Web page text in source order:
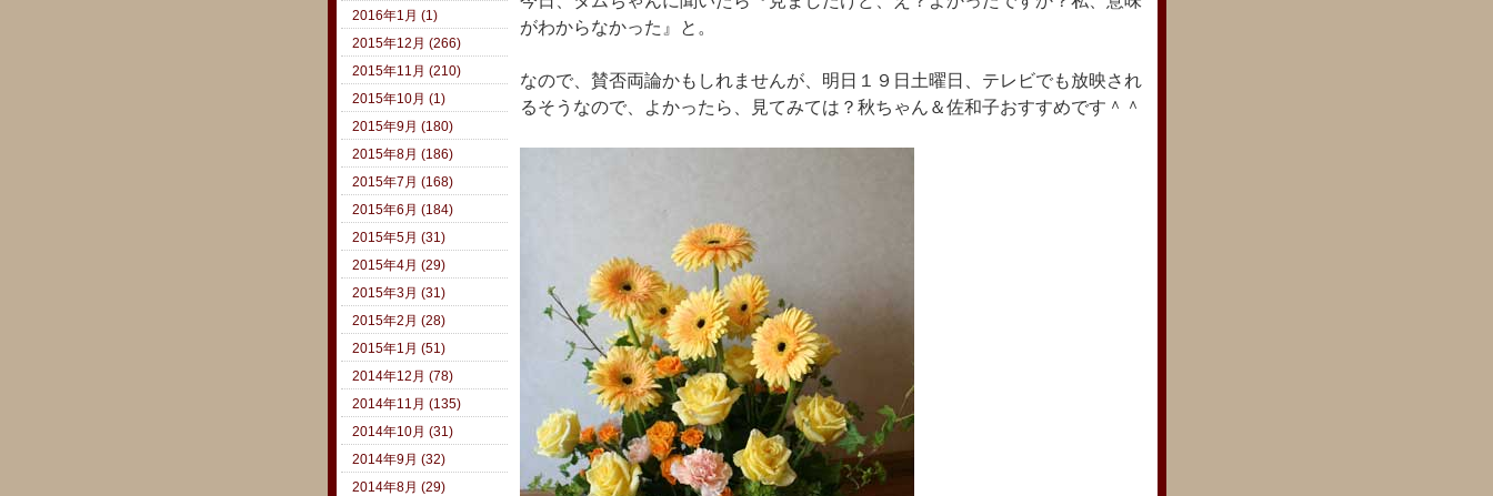
がわからなかった』と。
なので、賛否両論かもしれませんが、明日１９日土曜日、テレビでも放映され
るそうなので、よかったら、見てみては？秋ちゃん＆佐和子おすすめです＾＾
2016年1月 (1)
2015年12月 (266)
2015年11月 (210)
2015年10月 (1)
2015年9月 (180)
2015年8月 (186)
2015年7月 (168)
2015年6月 (184)
2015年5月 (31)
2015年4月 (29)
2015年3月 (31)
2015年2月 (28)
2015年1月 (51)
2014年12月 (78)
2014年11月 (135)
2014年10月 (31)
2014年9月 (32)
2014年8月 (29)